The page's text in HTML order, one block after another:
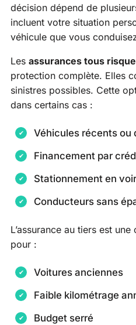
décision dépend de
incluent votre situation
véhicule que vous
Les assurances tous
protection complète. Elles
sinistres possibles. Cette
dans certains cas :
Véhicules récents ou
Financement par
Stationnement en
Conducteurs sans
L’assurance au tiers est
pour :
Voitures anciennes
Faible kilométrage
Budget serré